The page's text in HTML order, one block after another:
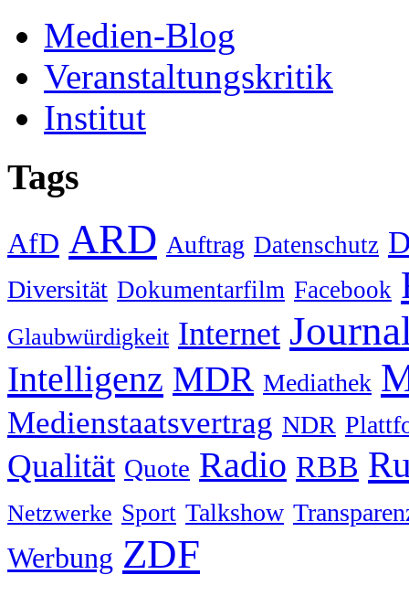
Medien-Blog
Veranstaltungskritik
Institut
Tags
AfD ARD Auftrag Datenschutz
Diversität Dokumentarfilm Facebook
Glaubwürdigkeit Internet
Intelligenz MDR Mediathek
Medienstaatsvertrag NDR
Qualität Quote Radio RBB
Netzwerke Sport Talkshow
Werbung ZDF